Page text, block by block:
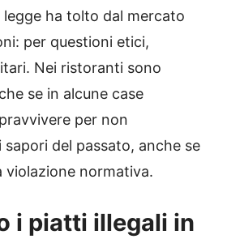
ha tolto dal mercato
per questioni etici,
Nei ristoranti sono
se in alcune case
per non
del passato, anche se
violazione normativa.
i piatti illegali in